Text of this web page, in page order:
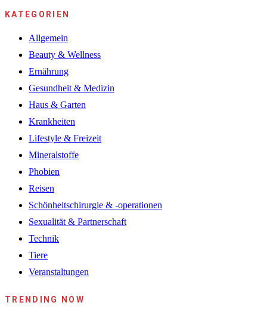
KATEGORIEN
Allgemein
Beauty & Wellness
Ernährung
Gesundheit & Medizin
Haus & Garten
Krankheiten
Lifestyle & Freizeit
Mineralstoffe
Phobien
Reisen
Schönheitschirurgie & -operationen
Sexualität & Partnerschaft
Technik
Tiere
Veranstaltungen
TRENDING NOW